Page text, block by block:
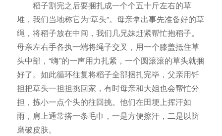
稻子割完之后要捆扎成一个个五十斤左右的草
堆，我们当地称它为“草头”。母亲拿出事先准备好的草
绳，将稻子放在中间，我们几兄妹赶紧帮忙抱稻子。
母亲左右手各执一端将绳子交叉，用一个膝盖抵住草
头中部，“嗨”的一声用力扎紧，一个圆滚滚的草头就捆
好了。如此循环往复将稻子全部捆扎完毕，父亲用钎
担把草头一担担挑回家，有时母亲和大姐也会帮忙分
担，拣小一点个头的往回挑。他们在田埂上挥汗如
雨，肩上通常搭一条毛巾，一是方便擦汗，二是以防
磨破皮肤。